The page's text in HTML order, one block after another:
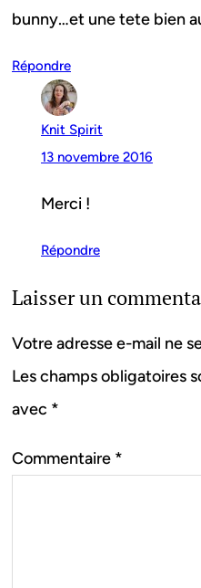
bunny…et une tete bien
Répondre
Knit Spirit
13 novembre 2016
Merci !
Répondre
Laisser un
Votre adresse e-mail ne
Les champs obligatoires
avec *
Commentaire *